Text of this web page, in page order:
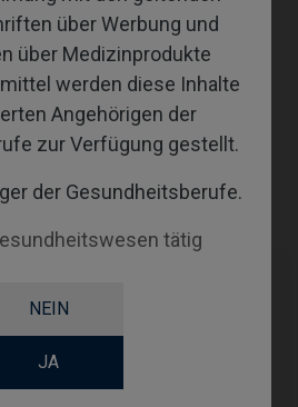
über Werbung und
über Medizinprodukte
werden diese Inhalte
Angehörigen der
zur Verfügung gestellt.
der Gesundheitsberufe.
tätig
NEIN
JA